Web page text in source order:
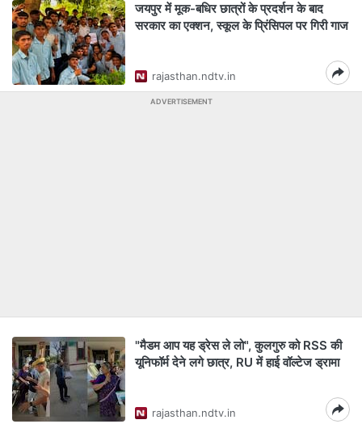
जयपुर में मूक-बधिर छात्रों के प्रदर्शन के बाद
सरकार का एक्शन, स्कूल के प्रिंसिपल पर गिरी गाज
rajasthan.ndtv.in
ADVERTISEMENT
"मैडम आप यह ड्रेस ले लो", कुलगुरु को RSS की
यूनिफॉर्म देने लगे छात्र, RU में हाई वॉल्टेज ड्रामा
rajasthan.ndtv.in